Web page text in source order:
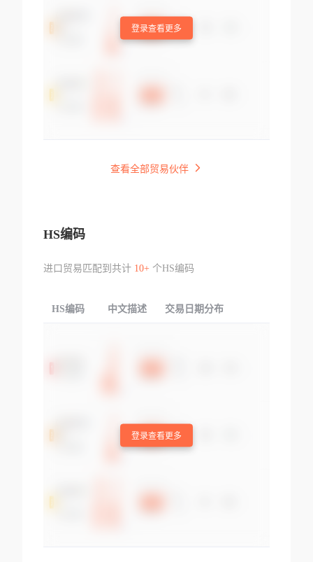
登录查看更多
查看全部贸易伙伴
HS编码
进口贸易匹配到共计 10+个HS编码
HS编码 中文描述 交易日期分布
登录查看更多